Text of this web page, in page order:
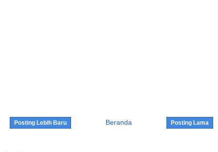
Posting Lebih Baru Posting Lama
Beranda